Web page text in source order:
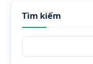
Tìm kiếm
Tìm kiếm: